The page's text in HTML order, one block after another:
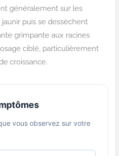
généralement sur les
puis se dessèchent
grimpante aux racines
ciblé, particulièrement
croissance.
vous observez sur votre